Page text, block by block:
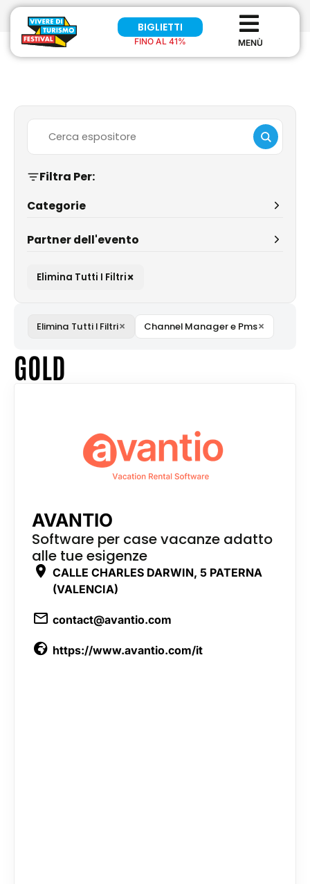
BIGLIETTI
FINO AL 41%
Filtra Per:
Categorie
Partner dell'evento
Elimina Tutti I Filtri×
Elimina Tutti I Filtri× Channel Manager e Pms×
GOLD
AVANTIO
Software per case vacanze adatto
alle tue esigenze
CALLE CHARLES DARWIN, 5 PATERNA
(VALENCIA)
contact@avantio.com
https://www.avantio.com/it